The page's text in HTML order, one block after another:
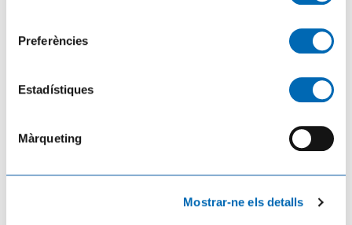
Preferències
Estadístiques
Màrqueting
Mostrar-ne els detalls
L’Ajuntament d’Amposta i UGT acorden impulsar un conveni propi per al nou